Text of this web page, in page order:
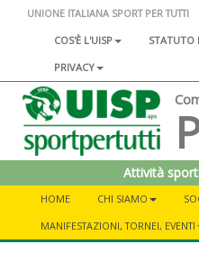
UNIONE ITALIANA SPORT PER TUTTI
COS'È L'UISP
STATUTO
PRIVACY
Attività
HOME CHI SIAMO
MANIFESTAZIONI, TORNEI, EVENTI